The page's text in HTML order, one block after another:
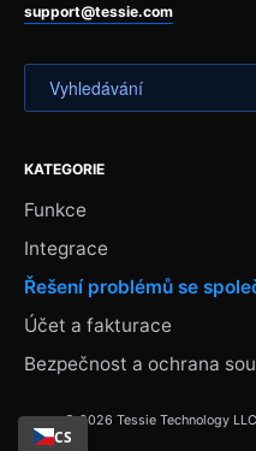
support@tessie.com
KATEGORIE
Funkce
Integrace
Řešení problémů se
Účet a fakturace
Bezpečnost a ochrana
© 2026 Tessie Technology
CS